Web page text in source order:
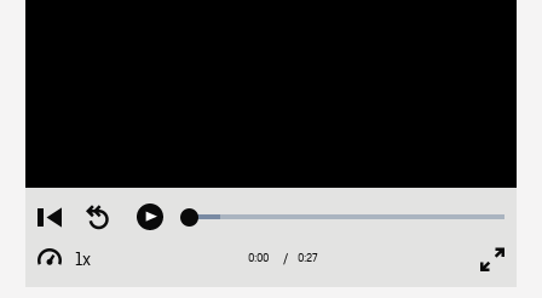
Restart
from
beginning
Seek
Play Loaded:
1x
Playback
Current
0:00 / Duration
0:27